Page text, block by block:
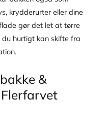
krydderurter eller dine
gør det let at tørre
hurtigt kan skifte fra
&